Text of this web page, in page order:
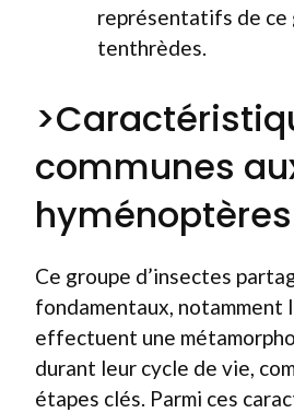
représentatifs de ce
tenthrèdes.
communes
hyménoptères
Ce groupe d’insectes
fondamentaux, notamment
effectuent une
durant leur cycle de vie,
étapes clés. Parmi ces